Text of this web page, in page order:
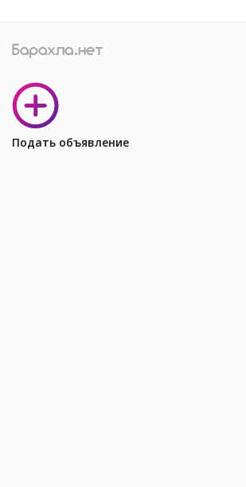
Подать объявление